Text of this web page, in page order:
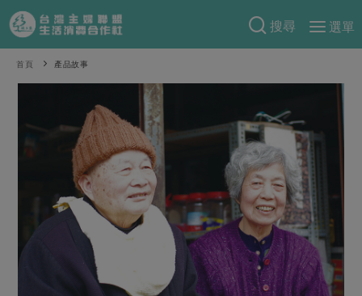
搜尋
選單
產品分類
一籃菜 當令水果
奶蛋豆・五穀
蛋 乳製品
米麵雜糧
麵食
肉食
海鮮
特別企畫
把最好的台灣味帶回家！
防災用品預購圓滿結束
2026年端午節預購圓滿結束
觀點文章
主婦食堂 一籃菜真心話
合作聯合國
關於合作社
認識合作社
重要公告
首頁 產品故事